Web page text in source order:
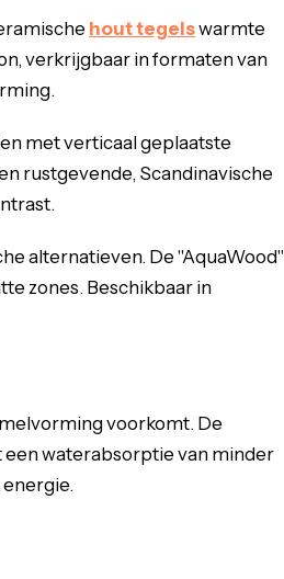
hout tegelswarmte
verkrijgbaar in formaten van
met verticaal geplaatste
rustgevende, Scandinavische
alternatieven. De "AquaWood"
zones. Beschikbaar in
voorkomt. De
waterabsorptie van minder